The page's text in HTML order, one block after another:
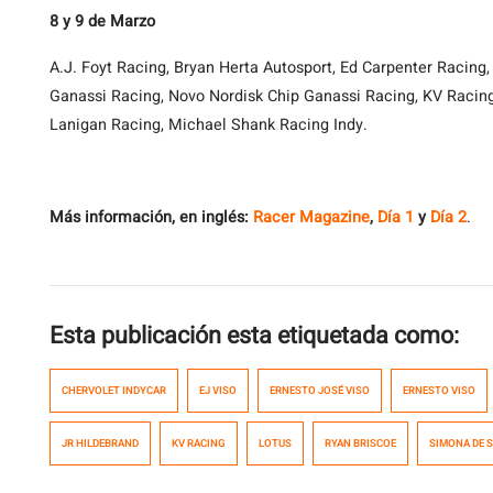
8 y 9 de Marzo
A.J. Foyt Racing, Bryan Herta Autosport, Ed Carpenter
Ganassi Racing, Novo Nordisk Chip Ganassi Racing, KV
Lanigan Racing, Michael Shank Racing Indy.
Más información, en inglés: Racer Magazine, Día 1 yDía 2.
Esta publicación esta etiquetada como:
CHERVOLET INDYCAR EJ VISO ERNESTO JOSÉ VISO ERNESTO VISO
JR HILDEBRAND KV RACING LOTUS RYAN BRISCOE SIMONA DE